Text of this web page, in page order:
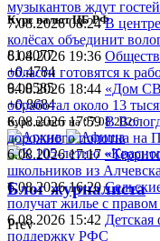
музыкантов ждут
7.08.2026 08:24 В
колёсах объединит
6.08.2026 19:36
области готовятся к
6.08.2026 18:44 «Дом
обработал около 13
6.08.2026 17:59 В
дорожного полотна на
6.08.2026 17:17
школьников из
6.08.2026 16:20
получат жилье с
6.08.2026 15:42
поддержку РФС
Курс валют ЦБ РФ
81.4077
+0.4784
94.0585
+0.8684
Курс валют на 07.08.2026
Блог журналиста
Prev